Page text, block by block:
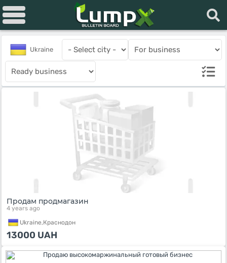
Ukraine
Продам продмагазин
4 years ago
Ukraine,Краснодон
13000 UAH